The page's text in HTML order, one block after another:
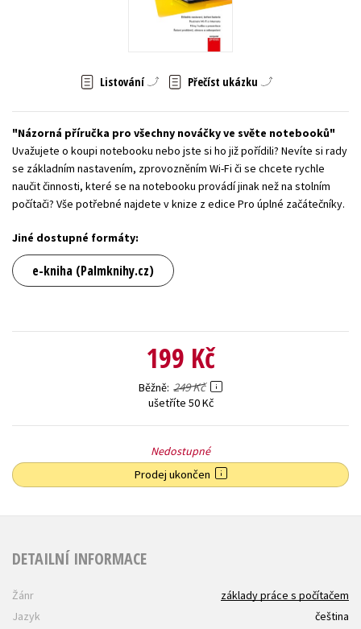
Zahraniční literatura
Listování Přečíst ukázku
Názorná příručka pro všechny nováčky ve světe notebooků
Uvažujete o koupi notebooku nebo jste si ho již pořídili? Nevíte si rady
se základním nastavením, zprovozněním Wi-Fi či se chcete rychle
naučit činnosti, které se na notebooku provádí jinak než na stolním
počítači? Vše potřebné najdete v knize z edice Pro úplné začátečníky.
Jiné dostupné formáty:
e-kniha (Palmknihy.cz)
199 Kč
Běžně 249 Kč
ušetříte 50 Kč
Nedostupné
Prodej ukončen
DETAILNÍ INFORMACE
Žánr
základy práce s počítačem
Jazyk
čeština